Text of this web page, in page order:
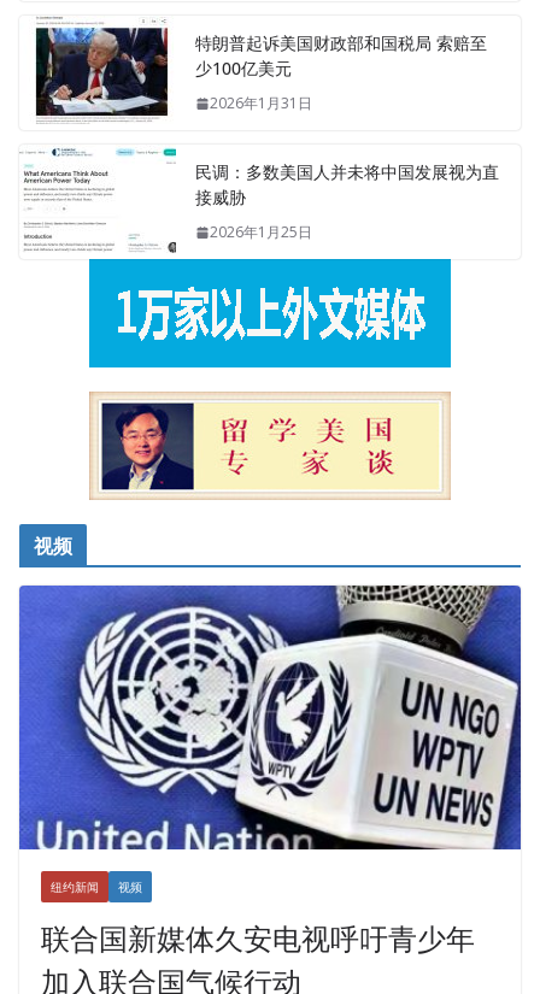
特朗普起诉美国财政部和国税局 索赔至
少100亿美元
2026年1月31日
民调：多数美国人并未将中国发展视为直
接威胁
2026年1月25日
视频
纽约新闻 视频
联合国新媒体久安电视呼吁青少年
加入联合国气候行动